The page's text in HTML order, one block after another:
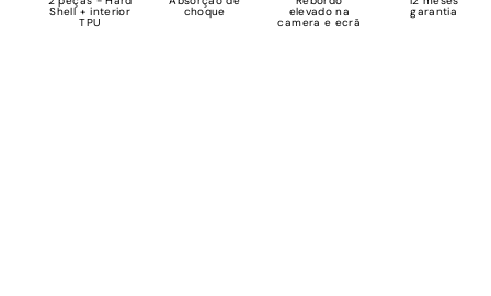
Shell + interior
TPU
choque elevado na
camera e ecrã
garantia